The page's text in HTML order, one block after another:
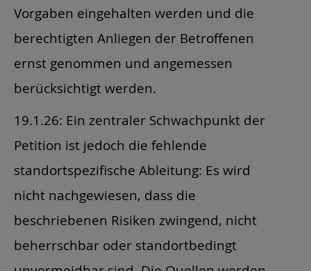
Vorgaben eingehalten werden und die
berechtigten Anliegen der Betroffenen
ernst genommen und angemessen
berücksichtigt werden.
19.1.26: Ein zentraler Schwachpunkt der
Petition ist jedoch die fehlende
standortspezifische Ableitung: Es wird
nicht nachgewiesen, dass die
beschriebenen Risiken zwingend, nicht
beherrschbar oder standortbedingt